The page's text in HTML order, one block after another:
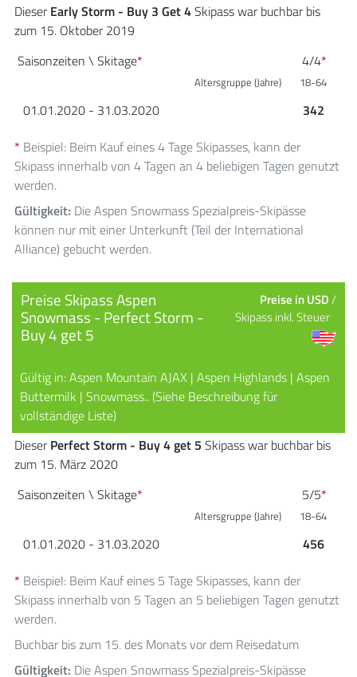
* Beispiel: Beim Kauf eines 4 Tage Skipasses, kann der
Skipass innerhalb von 4 Tagen an 4 beliebigen Tagen genutzt
werden.
Gültigkeit: Die Aspen Snowmass Spezialpreis-Skipässe
können nur mit einer Unterkunft (Teil der International
Alliance) gebucht werden.
DieserEarly Storm - Buy 3 Get 4Skipass war buchbar bis
zum 15. Oktober 2019
Saisonzeiten \ Skitage* 4/4*
Altersgruppe (Jahre) 18-64
01.01.2020 - 31.03.2020 342
Preise Skipass Aspen
Snowmass - Perfect Storm -
Buy 4 get 5
Preise in USD/
Skipass inkl. Steuer
Gültig in: Aspen Mountain AJAX | Aspen Highlands | Aspen
Buttermilk | Snowmass.. (Siehe Beschreibung für
vollständige Liste)
* Beispiel: Beim Kauf eines 5 Tage Skipasses, kann der
Skipass innerhalb von 5 Tagen an 5 beliebigen Tagen genutzt
werden.
Buchbar bis zum 15. des Monats vor dem Reisedatum
Gültigkeit: Die Aspen Snowmass Spezialpreis-Skipässe
DieserPerfect Storm - Buy 4 get 5 Skipass war buchbar bis
zum 15. März 2020
Saisonzeiten \ Skitage* 5/5*
Altersgruppe (Jahre) 18-64
01.01.2020 - 31.03.2020 456